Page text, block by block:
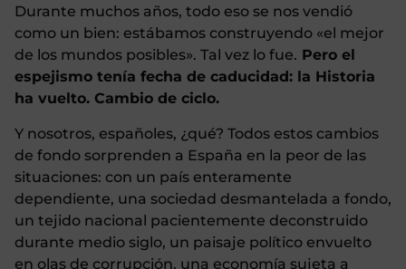
Durante muchos años, todo eso se nos vendió
como un bien: estábamos construyendo «el mejor
de los mundos posibles». Tal vez lo fue. Pero el
espejismo tenía fecha de caducidad: la Historia
ha vuelto. Cambio de ciclo.
Y nosotros, españoles, ¿qué? Todos estos cambios
de fondo sorprenden a España en la peor de las
situaciones: con un país enteramente
dependiente, una sociedad desmantelada a fondo,
un tejido nacional pacientemente deconstruido
durante medio siglo, un paisaje político envuelto
en olas de corrupción, una economía sujeta a